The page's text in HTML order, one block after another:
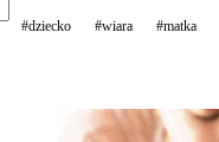
#dziecko #wiara #matka